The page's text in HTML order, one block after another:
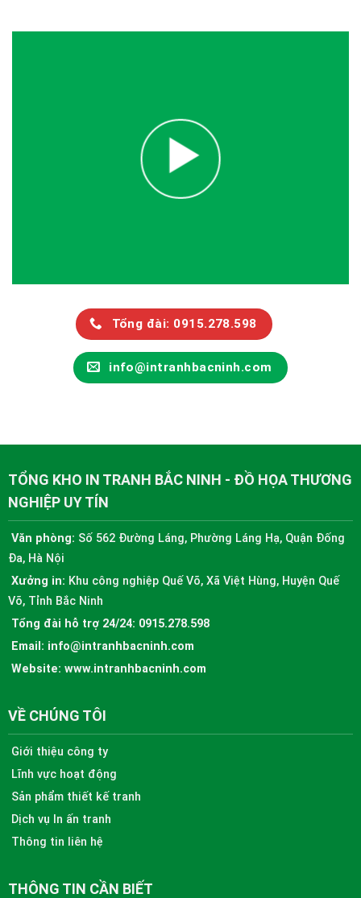
Tổng đài: 0915.278.598
info@intranhbacninh.com
TỔNG KHO IN TRANH BẮC NINH - ĐỒ HỌA THƯƠNG
NGHIỆP UY TÍN
Văn phòng: Số 562 Đường Láng, Phường Láng Hạ, Quận Đống
Đa, Hà Nội
Xưởng in: Khu công nghiệp Quế Võ, Xã Việt Hùng, Huyện Quế
Võ, Tỉnh Bắc Ninh
Tổng đài hỗ trợ 24/24: 0915.278.598
Email: info@intranhbacninh.com
Website: www.intranhbacninh.com
VỀ CHÚNG TÔI
Giới thiệu công ty
Lĩnh vực hoạt động
Sản phẩm thiết kế tranh
Dịch vụ In ấn tranh
Thông tin liên hệ
THÔNG TIN CẦN BIẾT